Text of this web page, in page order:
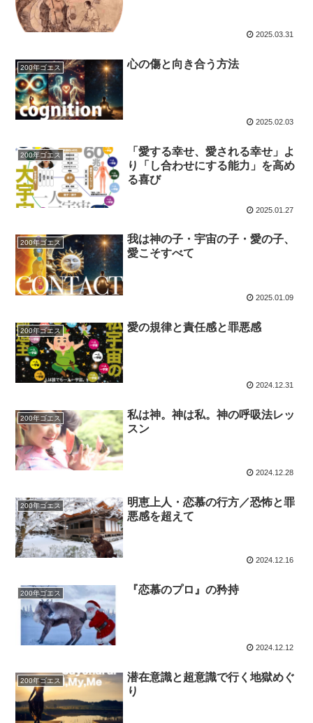
2025.03.31
200年ゴエス 心の傷と向き合う方法
2025.02.03
200年ゴエス
「愛する幸せ、愛される幸せ」よ
り「し合わせにする能力」を高め
る喜び
2025.01.27
200年ゴエス
我は神の子・宇宙の子・愛の子、
愛こそすべて
2025.01.09
200年ゴエス 愛の規律と責任感と罪悪感
2024.12.31
200年ゴエス
私は神。神は私。神の呼吸法レッ
スン
2024.12.28
200年ゴエス
明恵上人・恋慕の行方／恐怖と罪
悪感を超えて
2024.12.16
200年ゴエス 『恋慕のプロ』の矜持
2024.12.12
200年ゴエス
潜在意識と超意識で行く地獄めぐ
り